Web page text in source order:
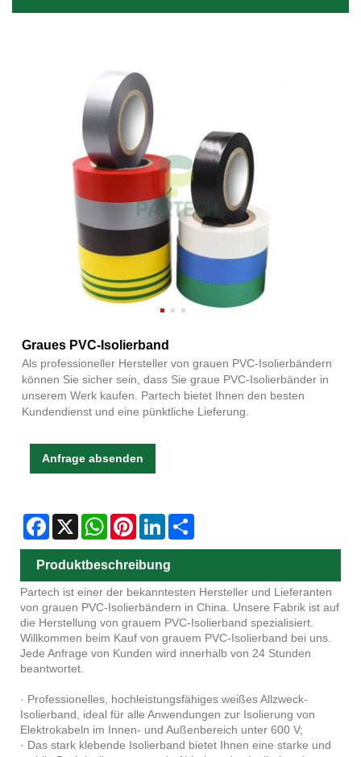
Graues PVC-Isolierband
Als professioneller Hersteller von grauen PVC-Isolierbändern
können Sie sicher sein, dass Sie graue PVC-Isolierbänder in
unserem Werk kaufen. Partech bietet Ihnen den besten
Kundendienst und eine pünktliche Lieferung.
Anfrage absenden
Facebook
X WhatsAppPinterestLinkedIn
Produktbeschreibung
Partech ist einer der bekanntesten Hersteller und Lieferanten
von grauen PVC-Isolierbändern in China. Unsere Fabrik ist auf
die Herstellung von grauem PVC-Isolierband spezialisiert.
Willkommen beim Kauf von grauem PVC-Isolierband bei uns.
Jede Anfrage von Kunden wird innerhalb von 24 Stunden
beantwortet.
· Professionelles, hochleistungsfähiges weißes Allzweck-
Isolierband, ideal für alle Anwendungen zur Isolierung von
Elektrokabeln im Innen- und Außenbereich unter 600 V;
· Das stark klebende Isolierband bietet Ihnen eine starke und